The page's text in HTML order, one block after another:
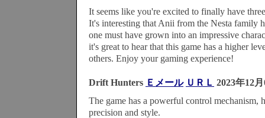
It seems like you're excited to finally have
It's interesting that Anii from the Nesta family
one must have grown into an impressive
it's great to hear that this game has a higher
others. Enjoy your gaming experience!
Drift Hunters Ｅメール ＵＲＬ 2023年12
The game has a powerful control mechanism,
precision and style.